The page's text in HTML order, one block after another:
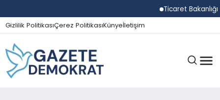
Ticaret Bakanlığı
Gizlilik PolitikasıÇerez PolitikasıKünyeİletişim